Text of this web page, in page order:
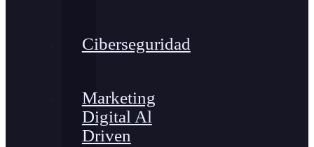
Ciberseguridad
Marketing
Digital Al
Driven